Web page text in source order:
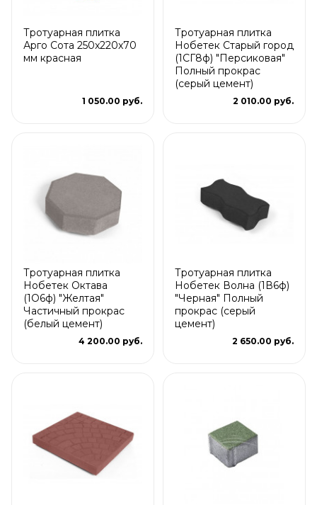
Тротуарная плитка
Арго Сота 250x220x70
мм красная
1 050.00 руб.
Тротуарная плитка
Нобетек Старый город
(1СГ8ф) "Персиковая"
Полный прокрас
(серый цемент)
2 010.00 руб.
Тротуарная плитка
Нобетек Октава
(1О6ф) "Желтая"
Частичный прокрас
(белый цемент)
4 200.00 руб.
Тротуарная плитка
Нобетек Волна (1В6ф)
"Черная" Полный
прокрас (серый
цемент)
2 650.00 руб.